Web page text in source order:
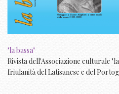
"la bassa"
Rivista dell'Associazione culturale
friulanità del Latisanese e del